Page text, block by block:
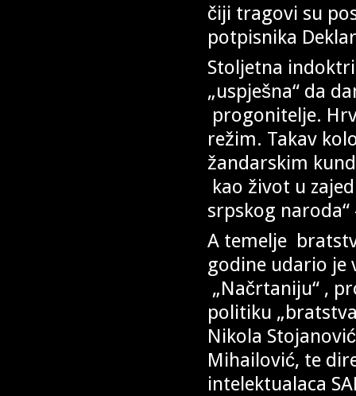
čiji tragovi su
potpisnika
Stoljetna
„uspješna“ da
progonitelje.
režim. Takav
žandarskim
kao život u
srpskog
A temelje
godine udario je
„Načrtaniju“ ,
politiku
Nikola
Mihailović, te
intelektualaca